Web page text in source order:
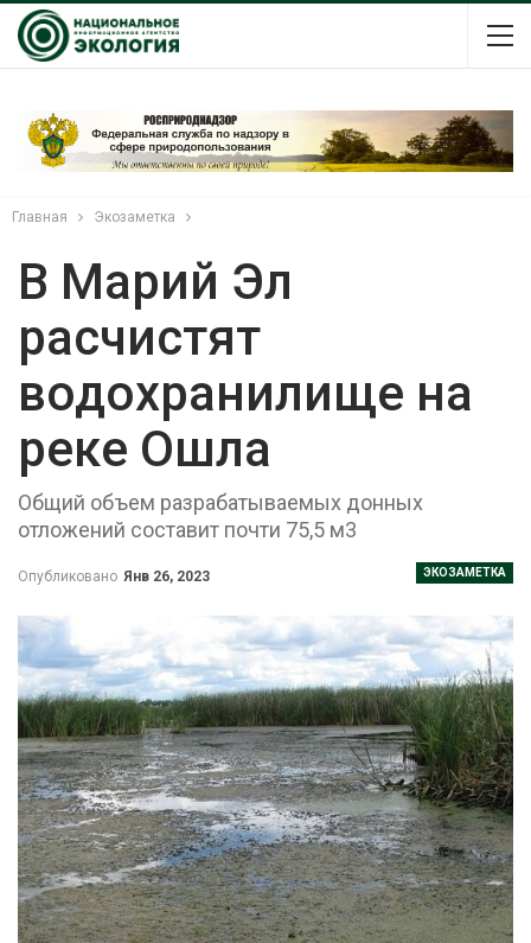
Главная Экозаметка
В Марий Эл
расчистят
водохранилище на
реке Ошла
Общий объем разрабатываемых донных
отложений составит почти 75,5 м3
ЭКОЗАМЕТКА
Опубликовано Янв 26, 2023